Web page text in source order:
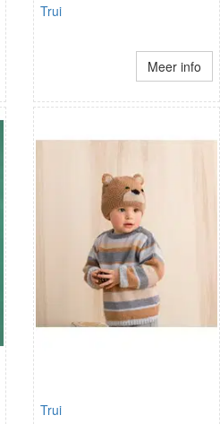
Trui
Meer info
Trui